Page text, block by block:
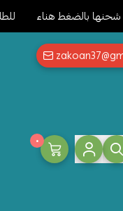
هناء
للطلبات
٠